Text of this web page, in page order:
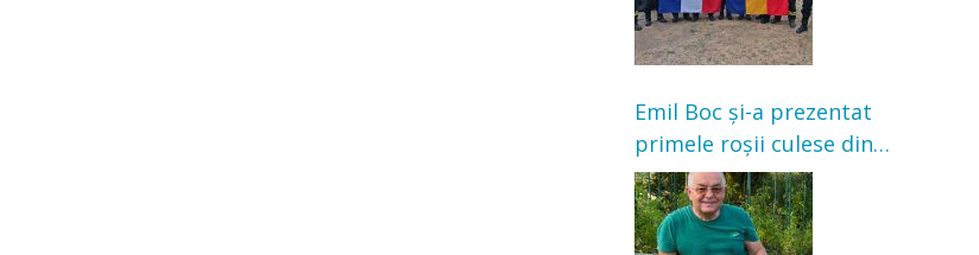
Emil Boc și-a prezentat
primele roșii culese din
grădină: „Niciun magazin
nu poate oferi această
satisfacție”